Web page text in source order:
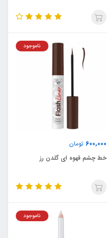
600,000 تومان
ناموجود
خط چشم قهوه ای گلدن رز
ناموجود